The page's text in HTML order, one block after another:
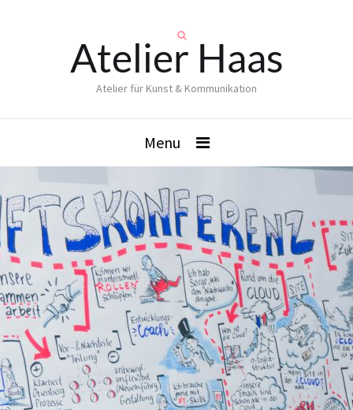
Atelier Haas
Atelier für Kunst & Kommunikation
Menu